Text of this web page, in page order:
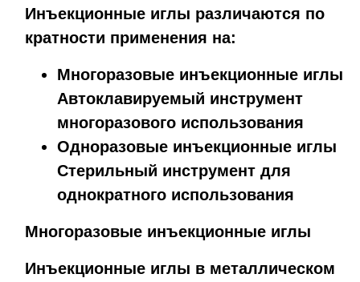
Инъекционные иглы различаются по
кратности применения на:
Многоразовые инъекционные иглы
Автоклавируемый инструмент
многоразового использования
Одноразовые инъекционные иглы
Стерильный инструмент для
однократного использования
Многоразовые инъекционные иглы
Инъекционные иглы в металлическом